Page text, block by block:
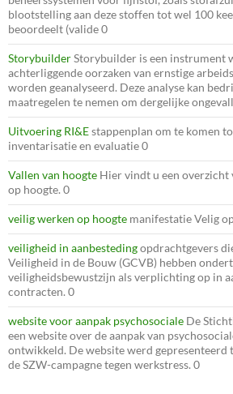
blootstelling aan deze stoffen tot wel 100
beoordeelt (valide 0
StorybuilderStorybuilder is een instrument
achterliggende oorzaken van ernstige
worden geanalyseerd. Deze analyse kan
maatregelen te nemen om dergelijke
Uitvoering RI&Estappenplan om te komen
inventarisatie en evaluatie 0
Vallen van hoogte Hier vindt u een overzicht
op hoogte. 0
veilig werken op hoogte manifestatie Velig
veiligheid in aanbestedingopdrachtgevers
Veiligheid in de Bouw (GCVB) hebben
veiligheidsbewustzijn als verplichting op in
contracten. 0
website voor aanpak psychosociale De
een website over de aanpak van
ontwikkeld. De website werd gepresenteerd
de SZW-campagne tegen werkstress. 0